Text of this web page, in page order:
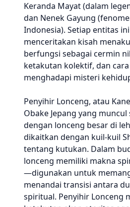
Keranda Mayat (dalam
dan Nenek Gayung
Indonesia). Setiap entitas
menceritakan kisah
berfungsi sebagai cermin
ketakutan kolektif, dan
menghadapi misteri
Penyihir Lonceng, atau
Obake Jepang yang
dengan lonceng besar di
dikaitkan dengan kuil-kuil
tentang kutukan. Dalam
lonceng memiliki makna
—digunakan untuk
menandai transisi antara
spiritual. Penyihir Lonceng